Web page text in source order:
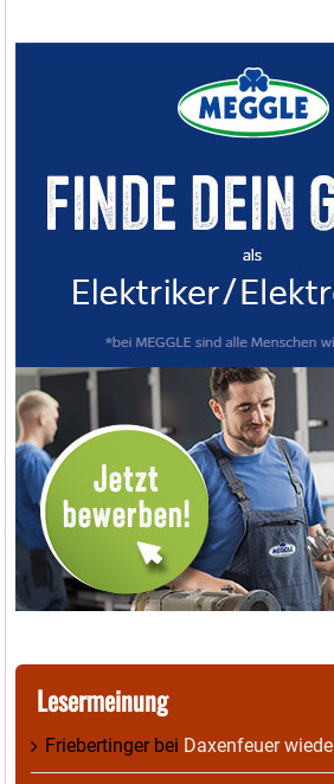
Lesermeinung
Friebertingerbei Daxenfeuer